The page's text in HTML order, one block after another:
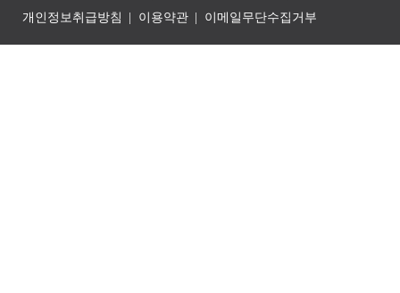
개인정보취급방침
이용약관 이메일무단수집거부